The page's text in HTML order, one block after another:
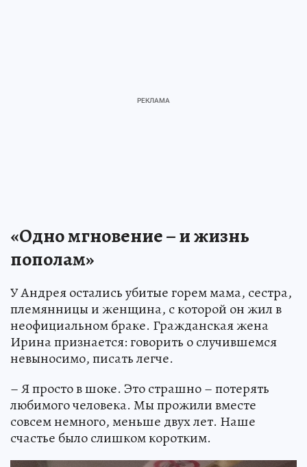
«Одно мгновение – и жизнь
пополам»
У Андрея остались убитые горем мама, сестра,
племянницы и женщина, с которой он жил в
неофициальном браке. Гражданская жена
Ирина признается: говорить о случившемся
невыносимо, писать легче.
– Я просто в шоке. Это страшно – потерять
любимого человека. Мы прожили вместе
совсем немного, меньше двух лет. Наше
счастье было слишком коротким.